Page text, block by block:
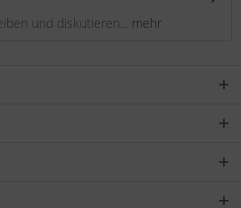
und diskutieren... mehr